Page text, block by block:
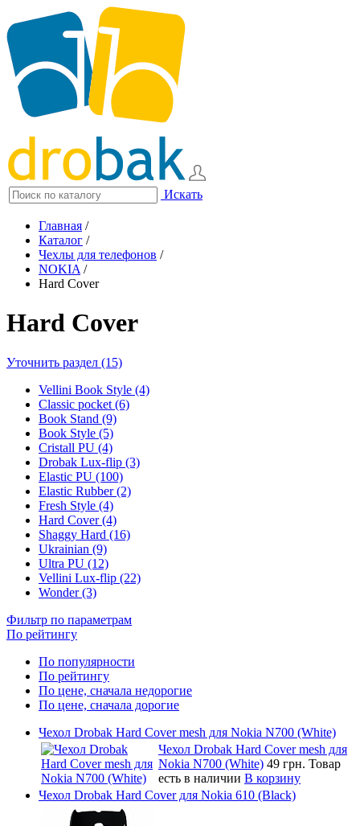
Искать
Главная /
Каталог /
Чехлы для телефонов /
NOKIA /
Hard Cover
Hard Cover
Уточнить раздел (15)
Vellini Book Style (4)
Classic pocket (6)
Book Stand (9)
Book Style (5)
Cristall PU (4)
Drobak Lux-flip (3)
Elastic PU (100)
Elastic Rubber (2)
Fresh Style (4)
Hard Cover (4)
Shaggy Hard (16)
Ukrainian (9)
Ultra PU (12)
Vellini Lux-flip (22)
Wonder (3)
Фильтр по параметрам
По рейтингу
По популярности
По рейтингу
По цене, сначала недорогие
По цене, сначала дорогие
Чехол Drobak Hard Cover mesh для Nokia N700 (White)
Чехол Drobak Hard Cover mesh для
Nokia N700 (White) 49 грн. Товар
есть в наличии В корзину
Чехол Drobak Hard Cover для Nokia 610 (Black)